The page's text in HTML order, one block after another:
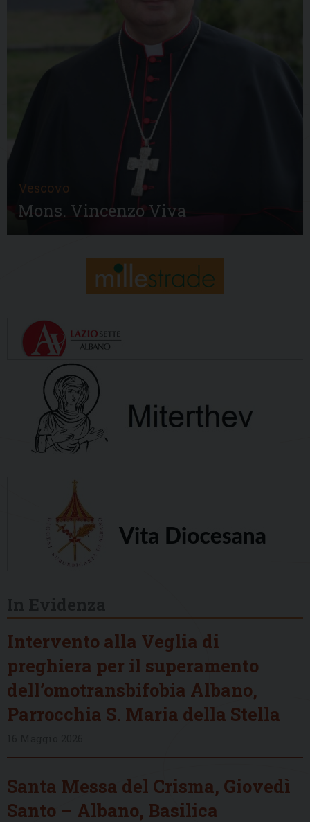
Vescovo
Mons. Vincenzo Viva
Intervento alla Veglia di
preghiera per il superamento
dell’omotransbifobia Albano,
Parrocchia S. Maria della Stella
Santa Messa del Crisma, Giovedì
Santo – Albano, Basilica